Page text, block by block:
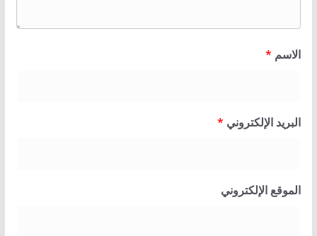
الاسم *
البريد الإلكتروني *
الموقع الإلكتروني